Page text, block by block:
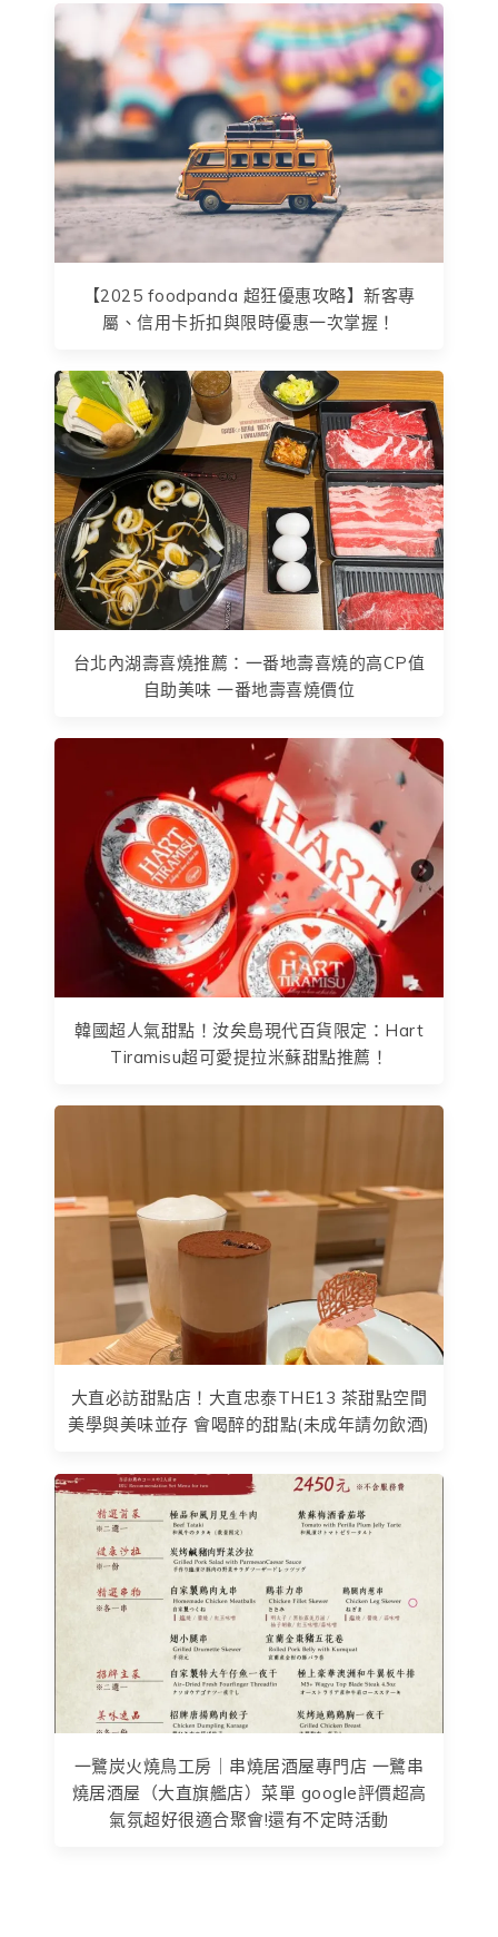
【2025 foodpanda 超狂優惠攻略】新客專
屬、信用卡折扣與限時優惠一次掌握！
台北內湖壽喜燒推薦：一番地壽喜燒的高CP值
自助美味 一番地壽喜燒價位
韓國超人氣甜點！汝矣島現代百貨限定：Hart
Tiramisu超可愛提拉米蘇甜點推薦！
大直必訪甜點店！大直忠泰THE13 茶甜點空間
美學與美味並存 會喝醉的甜點(未成年請勿飲酒)
一鷺炭火燒鳥工房｜串燒居酒屋專門店 一鷺串
燒居酒屋（大直旗艦店）菜單 google評價超高
氣氛超好很適合聚會!還有不定時活動